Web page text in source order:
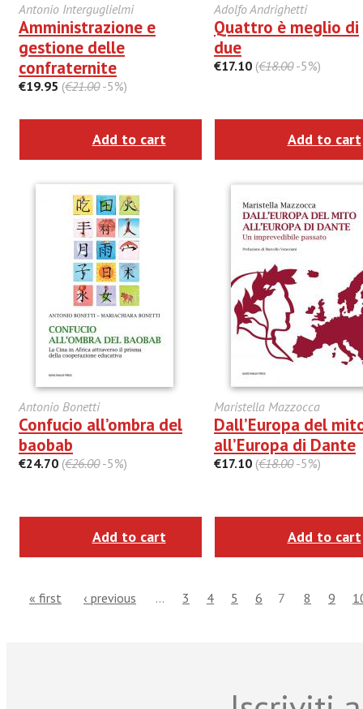
Antonio Interguglielmi
Amministrazione e
gestione delle
confraternite
€19.95 (€21.00-5%)
Add to cart
Adolfo Andrighetti
Quattro è meglio di
due
€17.10 (€18.00-5%)
Add to cart
Antonio Bonetti
Confucio all’ombra del
baobab
€24.70 (€26.00-5%)
Add to cart
Maristella Mazzocca
Dall’Europa del
all’Europa di Dante
€17.10 (€18.00-5%)
Add to cart
« first ‹ previous … 3 4 5 6 7 8 9